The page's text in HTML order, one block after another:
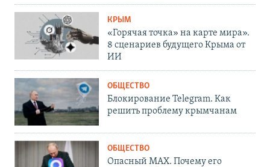
КРЫМ
«Горячая точка» на карте мира».
8 сценариев будущего Крыма от
ИИ
ОБЩЕСТВО
Блокирование Telegram. Как
решить проблему крымчанам
ОБЩЕСТВО
Опасный MAX. Почему его